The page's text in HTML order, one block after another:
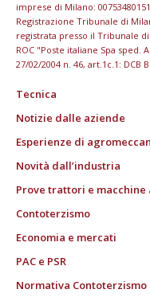
imprese di Milano: 00753480151
Registrazione Tribunale di
registrata presso il Tribunale di
ROC "Poste italiane Spa sped.
27/02/2004 n. 46, art.1c.1: DCB
Tecnica
Notizie dalle aziende
Esperienze di
Novità dall’industria
Prove trattori e macchine
Contoterzismo
Economia e mercati
PAC e PSR
Normativa Contoterzismo